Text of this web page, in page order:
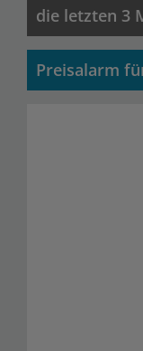
die letzten 3
Preisalarm